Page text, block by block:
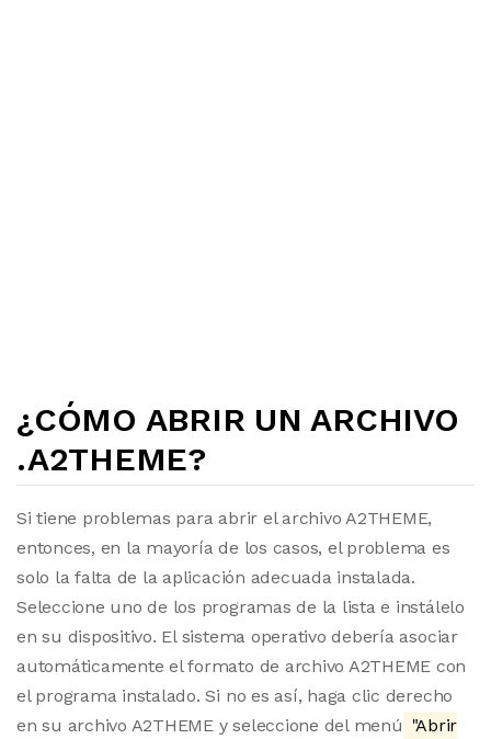
¿CÓMO ABRIR UN ARCHIVO
.A2THEME?
Si tiene problemas para abrir el archivo A2THEME,
entonces, en la mayoría de los casos, el problema es
solo la falta de la aplicación adecuada instalada.
Seleccione uno de los programas de la lista e instálelo
en su dispositivo. El sistema operativo debería asociar
automáticamente el formato de archivo A2THEME con
el programa instalado. Si no es así, haga clic derecho
en su archivo A2THEME y seleccione del menú "Abrir